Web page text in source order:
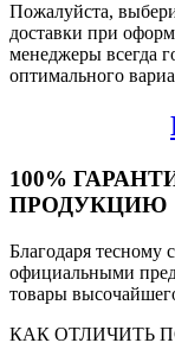
Пожалуйста,
доставки при
менеджеры всегда
оптимального
100%
ПРОДУКЦИЮ
Благодаря тесному
официальными
товары
КАК ОТЛИЧИТЬ